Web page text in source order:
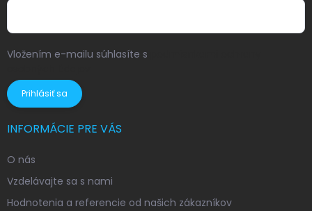
Vložením e-mailu súhlasíte s
Prihlásiť sa
INFORMÁCIE PRE VÁS
O nás
Vzdelávajte sa s nami
Hodnotenia a referencie od našich zákazníkov